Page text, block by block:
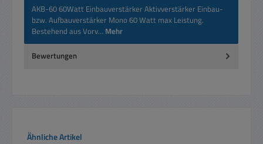
AKB-60 60Watt Einbauverstärker Aktivverstärker Einbau-
bzw. Aufbauverstärker Mono 60 Watt max Leistung.
Bestehend aus Vorv… Mehr
Bewertungen
Produktgalerie überspringen
Ähnliche Artikel